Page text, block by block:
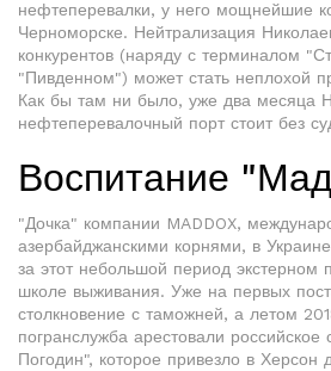
нефтеперевалки, у него мощнейшие
Черноморске. Нейтрализация
конкурентов (наряду с терминалом
"Пивденном") может стать неплохой
Как бы там ни было, уже два месяца
нефтеперевалочный порт стоит без
Воспитание
"Дочка" компании MADDOX,
азербайджанскими корнями, в
за этот небольшой период экстерном
школе выживания. Уже на первых
столкновение с таможней, а летом
погранслужба арестовали
Погодин", которое привезло в Херсон